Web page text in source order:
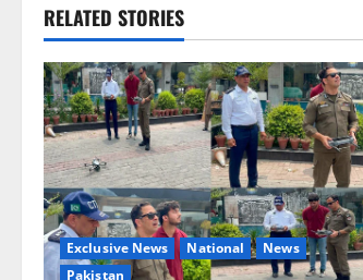
t
n
a
v
i
g
RELATED STORIES
Exclusive News National
News
Pakistan